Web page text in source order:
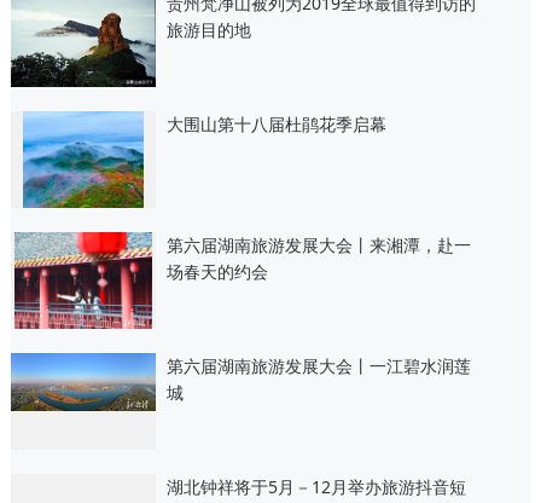
旅游目的地
大围山第十八届杜鹃花季启幕
第六届湖南旅游发展大会丨来湘潭，赴一
场春天的约会
第六届湖南旅游发展大会丨一江碧水润莲
城
湖北钟祥将于5月－12月举办旅游抖音短